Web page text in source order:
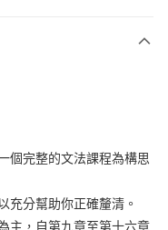
個完整的文法課程為構思
充分幫助你正確釐清。
主，自第九章至第十六章